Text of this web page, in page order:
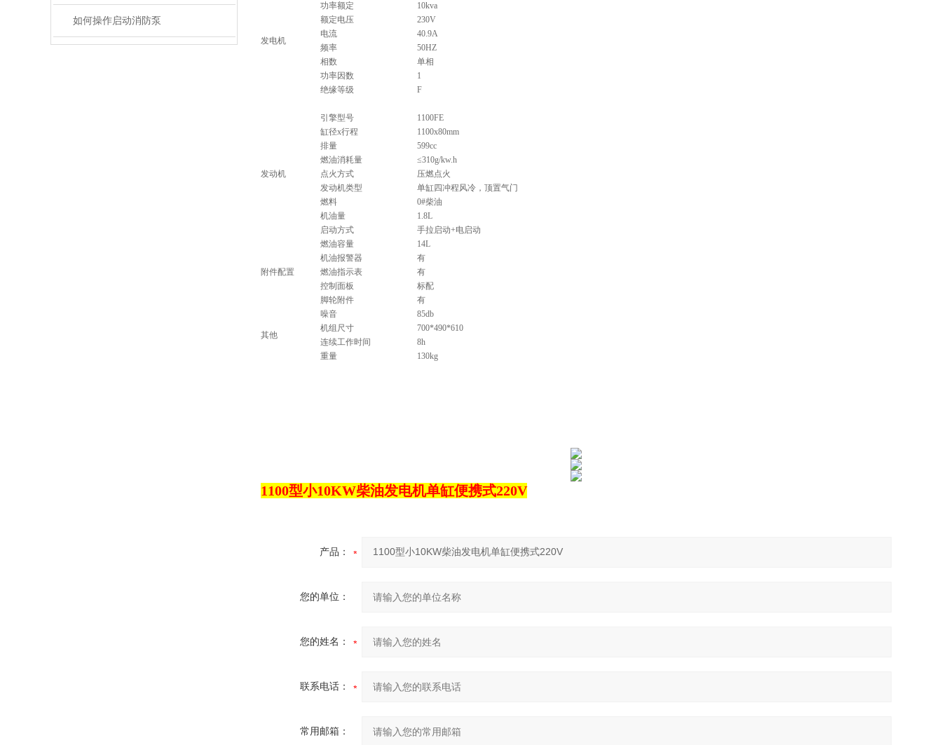
如何操作启动消防泵
发电机
功率额定
10kva
额定电压
230V
电流
40.9A
频率
50HZ
相数
单相
功率因数
1
绝缘等级
F
发动机
引擎型号
1100FE
缸径x行程
1100x80mm
排量
599cc
燃油消耗量
≤310g/kw.h
点火方式
压燃点火
发动机类型
单缸四冲程风冷，顶置气门
燃料
0#柴油
机油量
1.8L
启动方式
手拉启动+电启动
附件配置
燃油容量
14L
机油报警器
有
燃油指示表
有
控制面板
标配
脚轮附件
有
其他
噪音
85db
机组尺寸
700*490*610
连续工作时间
8h
重量
130kg
1100型小10KW柴油发电机单缸便携式220V
产品：
您的单位：
您的姓名：
联系电话：
常用邮箱：